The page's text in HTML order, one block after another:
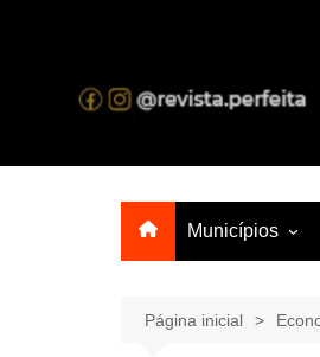
A melhor revista eletrônica do interior de
Municípios
Lagarto
Página inicial